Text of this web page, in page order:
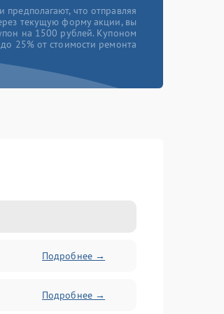
предполагают, что отправляя
текущую форму акции, вы
на 1500 рублей. Купоном
25% от стоимости ремонта
Подробнее →
Подробнее →